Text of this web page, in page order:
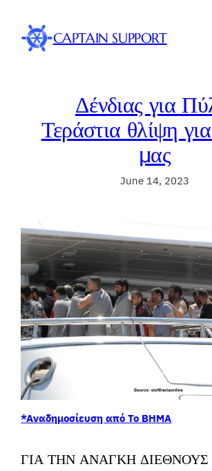
content
CAPTAIN SUPPORT
Δένδιας για
Τεράστια θλίψη
μας
June 14, 2023
*Αναδημοσίευση από To BHMA
ΓΙΑ ΤΗΝ ΑΝΆΓΚΗ ΔΙΕΘΝΟΎΣ